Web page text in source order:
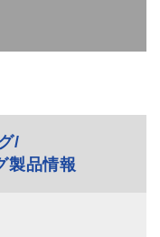
/
製品情報